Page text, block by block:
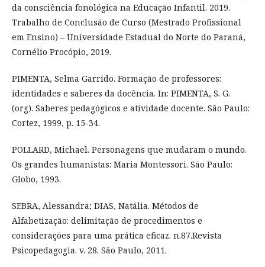
da consciência fonológica na Educação Infantil. 2019.
Trabalho de Conclusão de Curso (Mestrado Profissional
em Ensino) – Universidade Estadual do Norte do Paraná,
Cornélio Procópio, 2019.
PIMENTA, Selma Garrido. Formação de professores:
identidades e saberes da docência. In: PIMENTA, S. G.
(org). Saberes pedagógicos e atividade docente. São Paulo:
Cortez, 1999, p. 15-34.
POLLARD, Michael. Personagens que mudaram o mundo.
Os grandes humanistas: Maria Montessori. São Paulo:
Globo, 1993.
SEBRA, Alessandra; DIAS, Natália. Métodos de
Alfabetização: delimitação de procedimentos e
considerações para uma prática eficaz. n.87.Revista
Psicopedagogia. v. 28. São Paulo, 2011.